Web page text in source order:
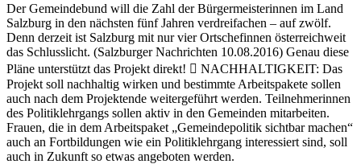
Der Gemeindebund will die Zahl der Bürgermeisterinnen im Land
Salzburg in den nächsten fünf Jahren verdreifachen – auf zwölf.
Denn derzeit ist Salzburg mit nur vier Ortschefinnen österreichweit
das Schlusslicht. (Salzburger Nachrichten 10.08.2016) Genau diese
Pläne unterstützt das Projekt direkt!  NACHHALTIGKEIT: Das
Projekt soll nachhaltig wirken und bestimmte Arbeitspakete sollen
auch nach dem Projektende weitergeführt werden. Teilnehmerinnen
des Politiklehrgangs sollen aktiv in den Gemeinden mitarbeiten.
Frauen, die in dem Arbeitspaket „Gemeindepolitik sichtbar machen“
auch an Fortbildungen wie ein Politiklehrgang interessiert sind, soll
auch in Zukunft so etwas angeboten werden.